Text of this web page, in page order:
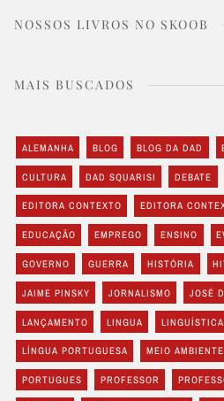
NOSSOS LIVROS NO SKOOB
MAIS BUSCADOS
ALEMANHA BLOG BLOG DA DAD
CULTURA DAD SQUARISI DEBATE
EDITORA CONTEXTO EDITORA
EDUCAÇÃO EMPREGO ENSINO
GOVERNO GUERRA HISTÓRIA
JAIME PINSKY JORNALISMO JOSÉ
LANÇAMENTO LINGUA LINGUÍSTICA
LÍNGUA PORTUGUESA MEIO AMBIENTE
PORTUGUES PROFESSOR